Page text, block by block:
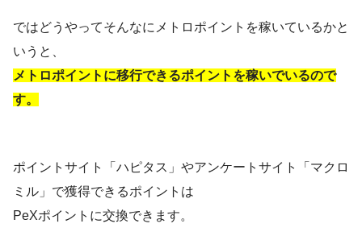
ではどうやってそんなにメトロポイントを稼いているかと
いうと、
メトロポイントに移行できるポイントを稼いでいるので
す。
ポイントサイト「ハピタス」やアンケートサイト「マクロ
ミル」で獲得できるポイントは
PeXポイントに交換できます。